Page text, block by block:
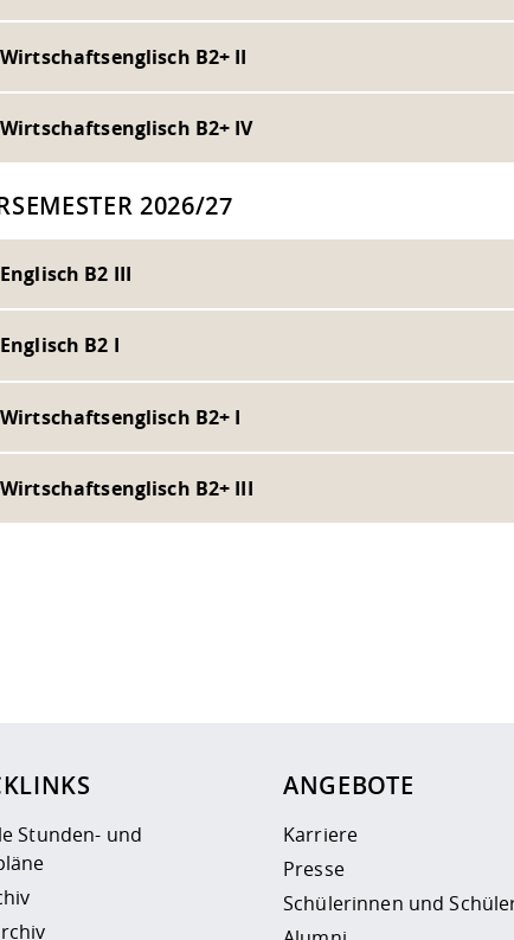
Wirtschaftsenglisch B2+ II
Wirtschaftsenglisch B2+ IV
2026/27
B2 III
B2 I
Wirtschaftsenglisch B2+ I
Wirtschaftsenglisch B2+ III
Stunden- und
ANGEBOTE
Karriere
Presse
Schülerinnen und